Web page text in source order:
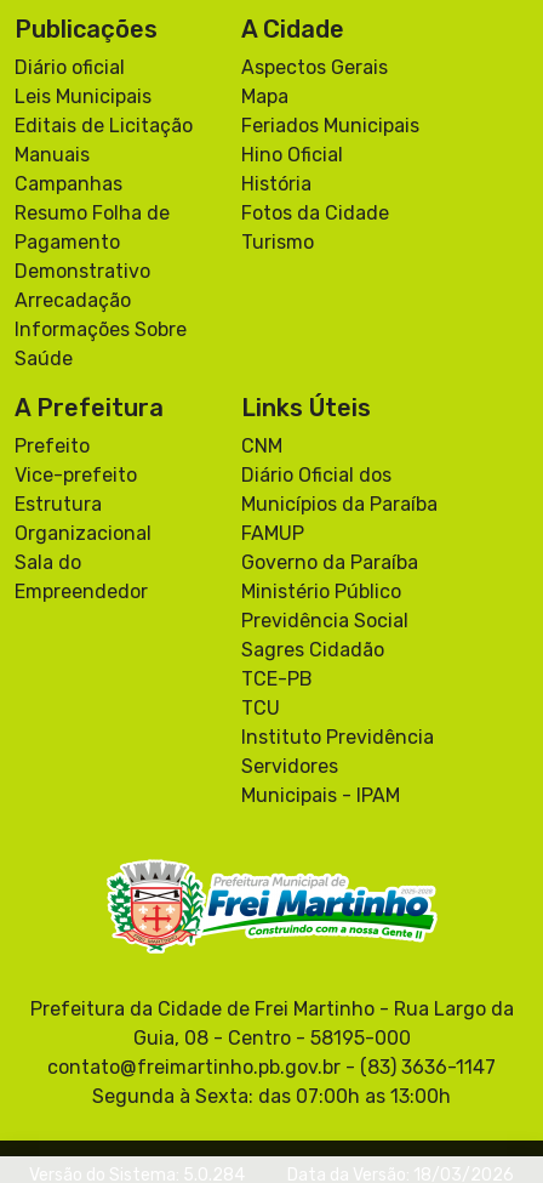
Publicações
Diário oficial
Leis Municipais
Editais de Licitação
Manuais
Campanhas
Resumo Folha de
Pagamento
Demonstrativo
Arrecadação
Informações Sobre
Saúde
A Cidade
Aspectos Gerais
Mapa
Feriados Municipais
Hino Oficial
História
Fotos da Cidade
Turismo
A Prefeitura
Prefeito
Vice-prefeito
Estrutura
Organizacional
Sala do
Empreendedor
Links Úteis
CNM
Diário Oficial dos
Municípios da Paraíba
FAMUP
Governo da Paraíba
Ministério Público
Previdência Social
Sagres Cidadão
TCE-PB
TCU
Instituto Previdência
Servidores
Municipais - IPAM
Prefeitura da Cidade de Frei Martinho - Rua Largo da
Guia, 08 - Centro - 58195-000
contato@freimartinho.pb.gov.br - (83) 3636-1147
Segunda à Sexta: das 07:00h as 13:00h
Versão do Sistema: 5.0.284 Data da Versão: 18/03/2026